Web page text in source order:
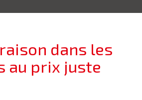
dans les
au prix juste